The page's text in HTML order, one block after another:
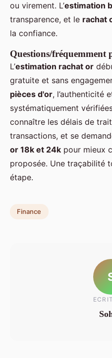
ou virement. L’estimation
transparence, et le rachat
la confiance.
Questions/fréquemment
L’estimation rachat or
gratuite et sans
pièces d'or, l’authenticité
systématiquement
connaître les délais de
transactions, et se
or 18k et 24k pour mieux
proposée. Une traçabilité
étape.
Finance